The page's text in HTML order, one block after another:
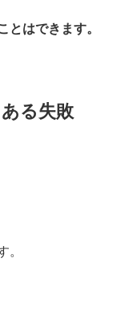
とはできます。
る失敗
。